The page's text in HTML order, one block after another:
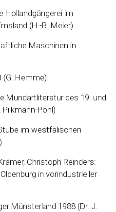
Hollandgängerei im
(H.-B. Meier)
Maschinen in
(G. Hemme)
Mundartliteratur des 19. und
Pohl)
im westfälischen
Christoph Reinders:
in vorindustrieller
Münsterland 1988 (Dr. J.